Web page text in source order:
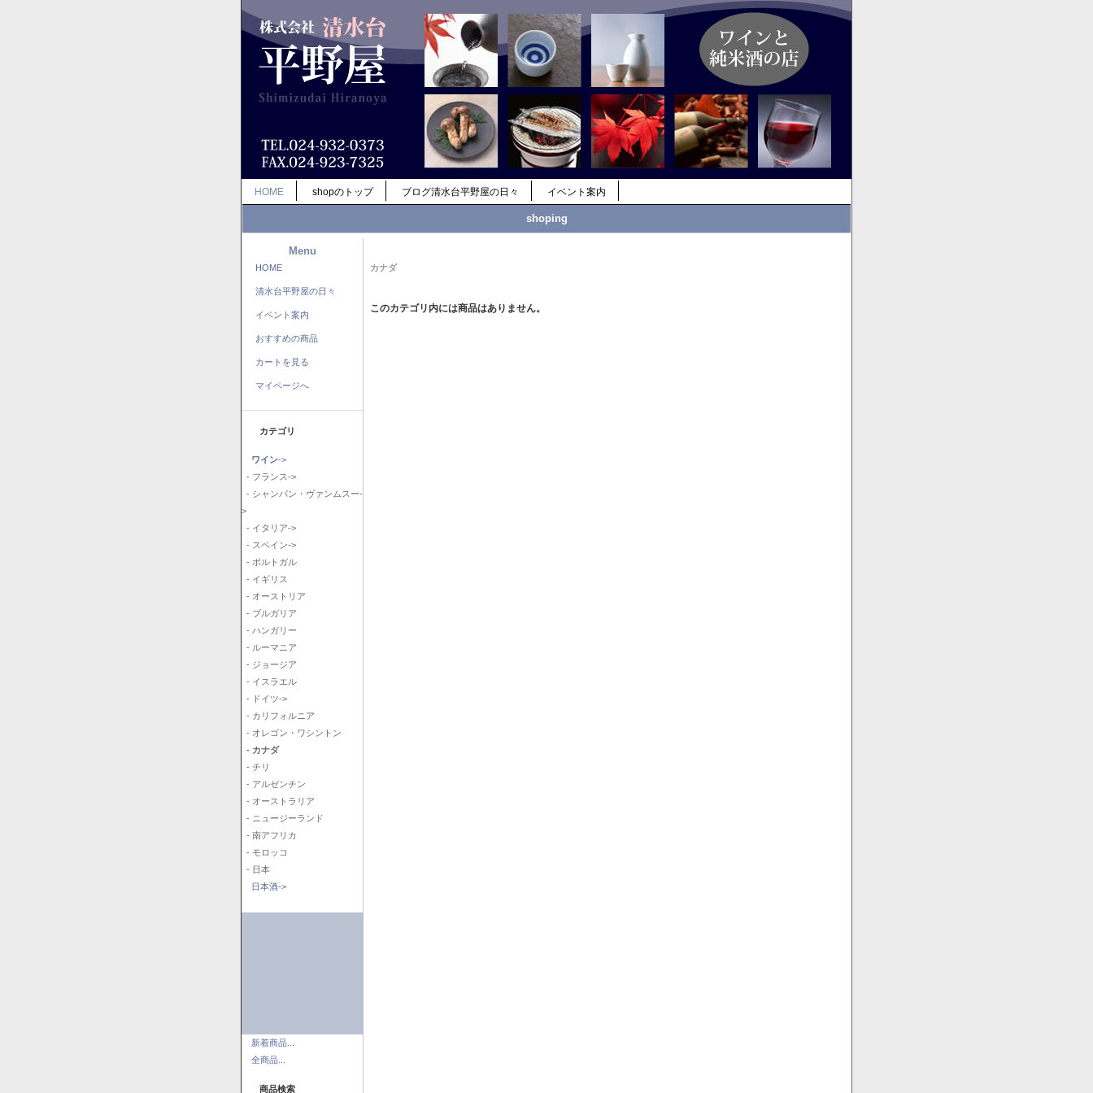
HOME shopのトップ ブログ清水台平野屋の日々 イベント案内
shoping
Menu
HOME
清水台平野屋の日々
イベント案内
おすすめの商品
カートを見る
マイページへ
カテゴリ
ワイン->
- フランス->
- シャンパン・ヴァンムスー-
>
- イタリア->
- スペイン->
- ポルトガル
- イギリス
- オーストリア
- ブルガリア
- ハンガリー
- ルーマニア
- ジョージア
- イスラエル
- ドイツ->
- カリフォルニア
- オレゴン・ワシントン
- カナダ
- チリ
- アルゼンチン
- オーストラリア
- ニュージーランド
- 南アフリカ
- モロッコ
- 日本
日本酒->
新着商品...
全商品...
商品検索
カナダ
このカテゴリ内には商品はありません。